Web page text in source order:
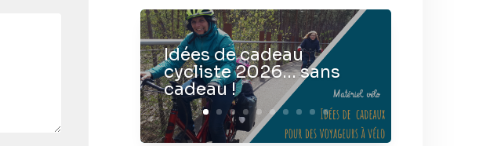
Idées de cadeau
cycliste 2026… sans
cadeau !